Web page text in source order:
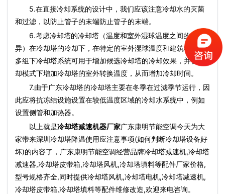
5.在直接冷却系统的设计中，我们应该注意冷却水的灭菌
和过滤，以防止管子的末端防止管子的末端。
6.考虑冷却塔的冷却塔（温度和室外湿球温度之间的差
异）在冷却塔的冷却下，在特定的室外湿球温度和建筑物负载
多组下冷却塔系统可用于增加候选冷却塔的冷却效果，并在冷
却模式下增加冷却塔的室外转换温度，从而增加冷却时间。
7.由于广东冷却塔的冷却塔主要在冬季在过滤季节运行，因
此应将抗冻结设施设置在较低温度区域的冷却水系统中，例如
设置侧管和加热器。
以上就是冷却塔减速机器厂家广东康明节能空调今天为大
家带来深圳冷却塔降温使用应注意事项(如何判断冷却塔设备好
坏)的内容了，广东康明节能空调经营品牌冷却塔减速机,冷却塔
减速器,冷却塔皮带箱,冷却塔风机,冷却塔填料等配件厂家价格,
型号规格齐全,同时提供冷却塔风机,冷却塔电机,冷却塔减速机,
冷却塔皮带箱,冷却塔填料等配件维修改造,欢迎来电咨询。